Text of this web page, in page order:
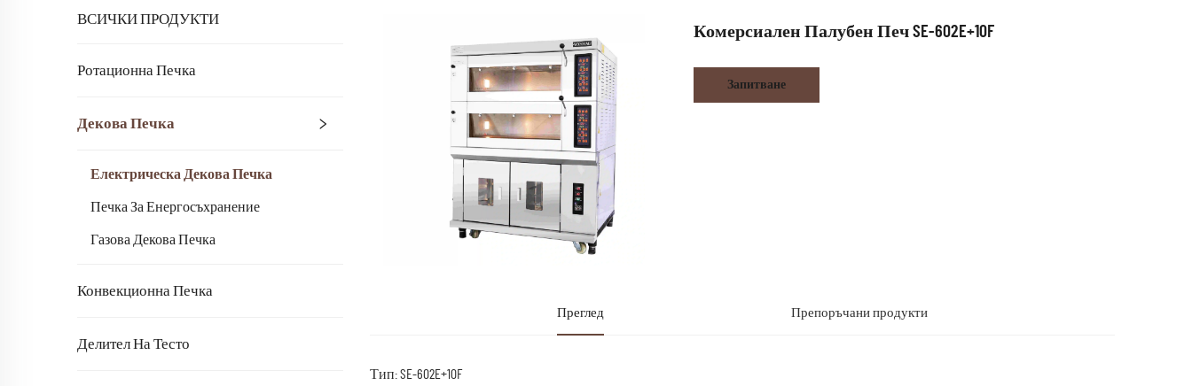
ВСИЧКИ ПРОДУКТИ
Ротационна Печка
Декова Печка
Електрическа Декова Печка
Печка За Енергосъхранение
Газова Декова Печка
Конвекционна Печка
Делител На Тесто
Комерсиален Палубен Печ SE-602E+10F
Запитване
Преглед Препоръчани продукти
Тип: SE-602E+10F